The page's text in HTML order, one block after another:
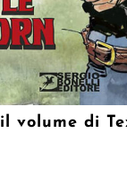
volume di